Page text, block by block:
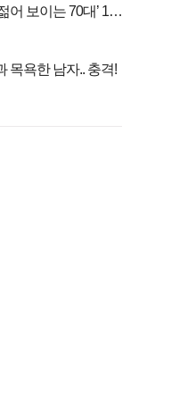
어 보이는 70대’ 1위
목욕한 남자.. 충격!